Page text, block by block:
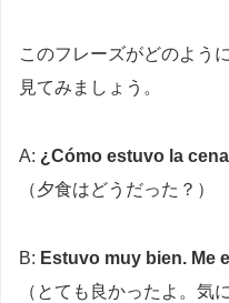
このフレーズがどのよう
見てみましょう。
A: ¿Cómo estuvo la
（夕食はどうだった？）
B: Estuvo muy bien. Me
（とても良かったよ。気